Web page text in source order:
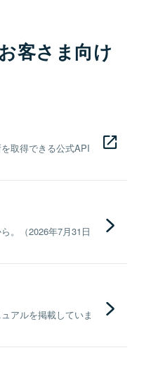
客さま向け
取得できる公式API
。（2026年7月31日
アルを掲載していま